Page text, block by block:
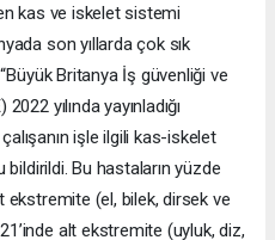
kas ve iskelet sistemi
son yıllarda çok sık
Britanya İş güvenliği ve
yılında yayınladığı
işle ilgili kas-iskelet
bildirildi. Bu hastaların yüzde
ekstremite (el, bilek, dirsek ve
alt ekstremite (uyluk, diz,